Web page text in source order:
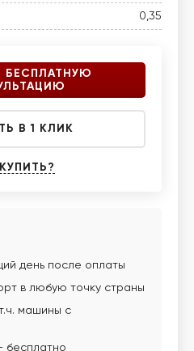
0,35
БЕСПЛАТНУЮ
В 1 КЛИК
день после оплаты
в любую точку страны
машины с
- бесплатно